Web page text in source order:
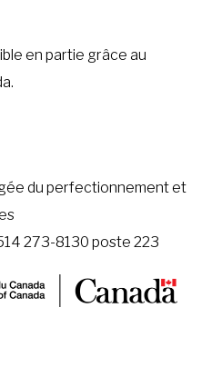
en partie grâce au
du perfectionnement et
273-8130 poste 223